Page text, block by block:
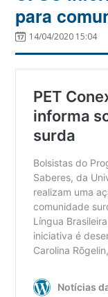
para
14/04/2020 15:04